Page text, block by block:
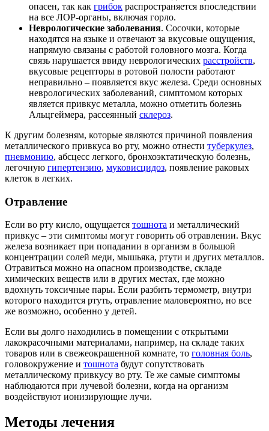
опасен, так как грибок распространяется впоследствии
на все ЛОР-органы, включая горло.
Неврологические заболевания. Сосочки, которые
находятся на языке и отвечают за вкусовые ощущения,
напрямую связаны с работой головного мозга. Когда
связь нарушается ввиду неврологических расстройств,
вкусовые рецепторы в ротовой полости работают
неправильно – появляется вкус железа. Среди основных
неврологических заболеваний, симптомом которых
является привкус металла, можно отметить болезнь
Альцгеймера, рассеянный склероз.
К другим болезням, которые являются причиной появления
металлического привкуса во рту, можно отнести туберкулез,
пневмонию, абсцесс легкого, бронхоэктатическую болезнь,
легочную гипертензию, муковисцидоз, появление раковых
клеток в легких.
Отравление
Если во рту кисло, ощущается тошнота и металлический
привкус – эти симптомы могут говорить об отравлении. Вкус
железа возникает при попадании в организм в большой
концентрации солей меди, мышьяка, ртути и других металлов.
Отравиться можно на опасном производстве, складе
химических веществ или в других местах, где можно
вдохнуть токсичные пары. Если разбить термометр, внутри
которого находится ртуть, отравление маловероятно, но все
же возможно, особенно у детей.
Если вы долго находились в помещении с открытыми
лакокрасочными материалами, например, на складе таких
товаров или в свежеокрашенной комнате, то головная боль,
головокружение и тошнота будут сопутствовать
металлическому привкусу во рту. Те же самые симптомы
наблюдаются при лучевой болезни, когда на организм
воздействуют ионизирующие лучи.
Методы лечения